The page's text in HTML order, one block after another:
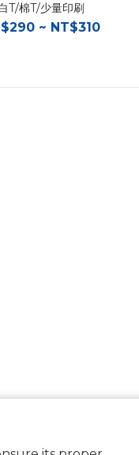
T/棉T/少量印刷
~ NT$310